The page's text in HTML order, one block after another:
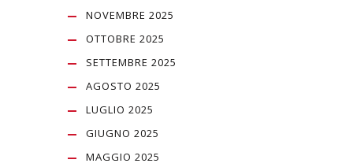
NOVEMBRE 2025
OTTOBRE 2025
SETTEMBRE 2025
AGOSTO 2025
LUGLIO 2025
GIUGNO 2025
MAGGIO 2025